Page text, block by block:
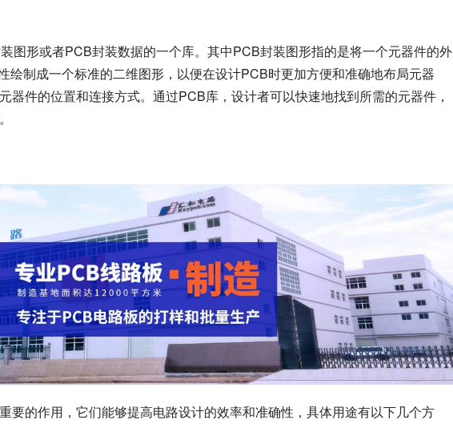
图形或者PCB封装数据的一个库。其中PCB封装图形指的是将一个元器件的外
绘制成一个标准的二维图形，以便在设计PCB时更加方便和准确地布局元器
器件的位置和连接方式。通过PCB库，设计者可以快速地找到所需的元器件，
要的作用，它们能够提高电路设计的效率和准确性，具体用途有以下几个方